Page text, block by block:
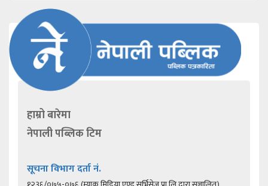
हाम्रो बारेमा
नेपाली पब्लिक टिम
सूचना विभाग दर्ता नं.